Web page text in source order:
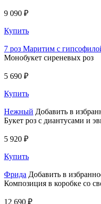
9 090 ₽
Купить
7 роз Маритим с
Монобукет сиреневых роз
5 690 ₽
Купить
Нежный Добавить в
Букет роз с диантусами и
5 920 ₽
Купить
Фрида Добавить в
Композиция в коробке со
12 690 ₽